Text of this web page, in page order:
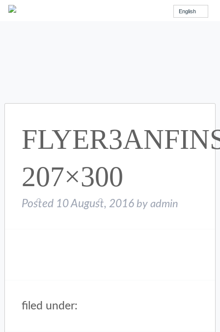
English
207×300
Posted 10 August, 2016 by admin
filed under: